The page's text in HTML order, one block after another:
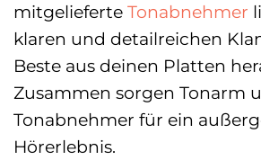
mitgelieferte Tonabnehmer
klaren und detailreichen
Beste aus deinen Platten
Zusammen sorgen Tonarm
Tonabnehmer für ein
Hörerlebnis.